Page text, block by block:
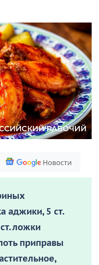
аджики, 5 ст.
ложки
приправы